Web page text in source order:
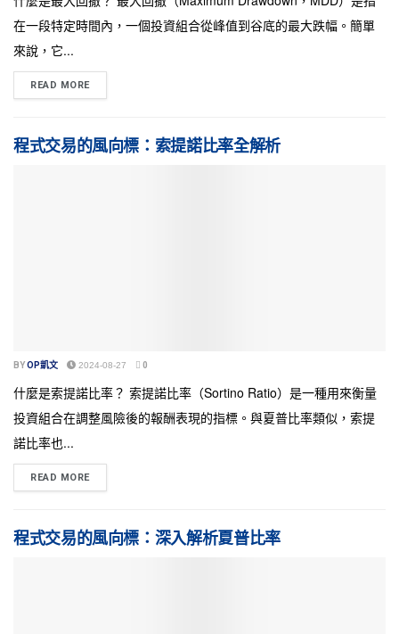
在一段特定時間內，一個投資組合從峰值到谷底的最大跌幅。簡單
來說，它...
READ MORE
程式交易的風向標：索提諾比率全解析
BYOP凱文 2024-08-27 0
什麼是索提諾比率？ 索提諾比率（Sortino Ratio）是一種用來衡量
投資組合在調整風險後的報酬表現的指標。與夏普比率類似，索提
諾比率也...
READ MORE
程式交易的風向標：深入解析夏普比率